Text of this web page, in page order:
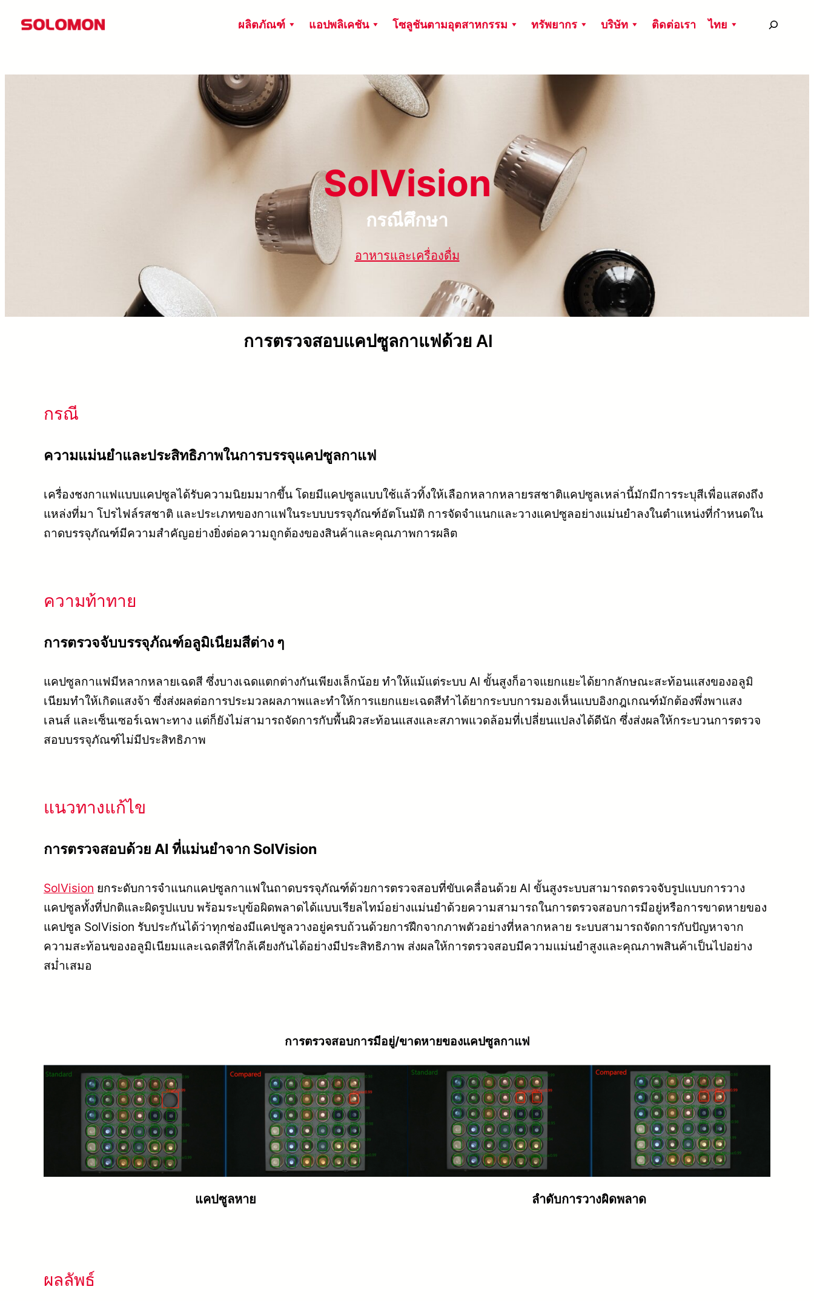
เนื้อหา
ผลิตภัณฑ์ แอปพลิเคชัน โซลูชันตามอุตสาหกรรม ทรัพยากร บริษัท ติดต่อเรา ไทย
SolVision
กรณีศึกษา
อาหารและเครื่องดื่ม
การตรวจสอบแคปซูลกาแฟด้วย AI
กรณี
ความแม่นยำและประสิทธิภาพในการบรรจุแคปซูลกาแฟ
เครื่องชงกาแฟแบบแคปซูลได้รับความนิยมมากขึ้น โดยมีแคปซูลแบบใช้แล้วทิ้งให้เลือกหลากหลายรสชาติแคปซูลเหล่านี้มักมีการระบุสีเพื่อแสดงถึง
แหล่งที่มา โปรไฟล์รสชาติ และประเภทของกาแฟในระบบบรรจุภัณฑ์อัตโนมัติ การจัดจำแนกและวางแคปซูลอย่างแม่นยำลงในตำแหน่งที่กำหนดใน
ถาดบรรจุภัณฑ์มีความสำคัญอย่างยิ่งต่อความถูกต้องของสินค้าและคุณภาพการผลิต
ความท้าทาย
การตรวจจับบรรจุภัณฑ์อลูมิเนียมสีต่าง ๆ
แคปซูลกาแฟมีหลากหลายเฉดสี ซึ่งบางเฉดแตกต่างกันเพียงเล็กน้อย ทำให้แม้แต่ระบบ AI ขั้นสูงก็อาจแยกแยะได้ยากลักษณะสะท้อนแสงของอลูมิ
เนียมทำให้เกิดแสงจ้า ซึ่งส่งผลต่อการประมวลผลภาพและทำให้การแยกแยะเฉดสีทำได้ยากระบบการมองเห็นแบบอิงกฎเกณฑ์มักต้องพึ่งพาแสง
เลนส์ และเซ็นเซอร์เฉพาะทาง แต่ก็ยังไม่สามารถจัดการกับพื้นผิวสะท้อนแสงและสภาพแวดล้อมที่เปลี่ยนแปลงได้ดีนัก ซึ่งส่งผลให้กระบวนการตรวจ
สอบบรรจุภัณฑ์ไม่มีประสิทธิภาพ
แนวทางแก้ไข
การตรวจสอบด้วย AI ที่แม่นยำจาก SolVision
SolVision ยกระดับการจำแนกแคปซูลกาแฟในถาดบรรจุภัณฑ์ด้วยการตรวจสอบที่ขับเคลื่อนด้วย AI ขั้นสูงระบบสามารถตรวจจับรูปแบบการวาง
แคปซูลทั้งที่ปกติและผิดรูปแบบ พร้อมระบุข้อผิดพลาดได้แบบเรียลไทม์อย่างแม่นยำด้วยความสามารถในการตรวจสอบการมีอยู่หรือการขาดหายของ
แคปซูล SolVision รับประกันได้ว่าทุกช่องมีแคปซูลวางอยู่ครบถ้วนด้วยการฝึกจากภาพตัวอย่างที่หลากหลาย ระบบสามารถจัดการกับปัญหาจาก
ความสะท้อนของอลูมิเนียมและเฉดสีที่ใกล้เคียงกันได้อย่างมีประสิทธิภาพ ส่งผลให้การตรวจสอบมีความแม่นยำสูงและคุณภาพสินค้าเป็นไปอย่าง
สม่ำเสมอ
การตรวจสอบการมีอยู่/ขาดหายของแคปซูลกาแฟ
แคปซูลหาย ลำดับการวางผิดพลาด
ผลลัพธ์